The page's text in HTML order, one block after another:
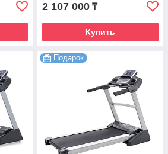
2 107 000 ₸
Купить
Подарок